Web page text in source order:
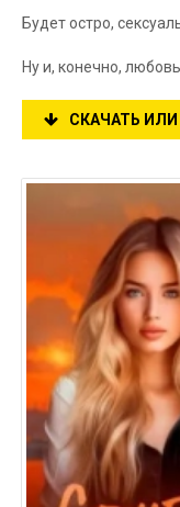
Будет остро,
Ну и, конечно,
СКАЧАТЬ